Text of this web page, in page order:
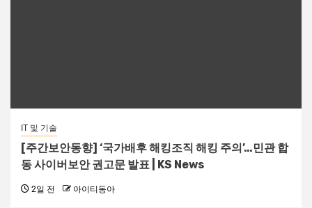
IT 및 기술
[주간보안동향] ‘국가배후 해킹조직 해킹 주의’…민관 합
동 사이버보안 권고문 발표 | KS News
2일 전 아이티동아